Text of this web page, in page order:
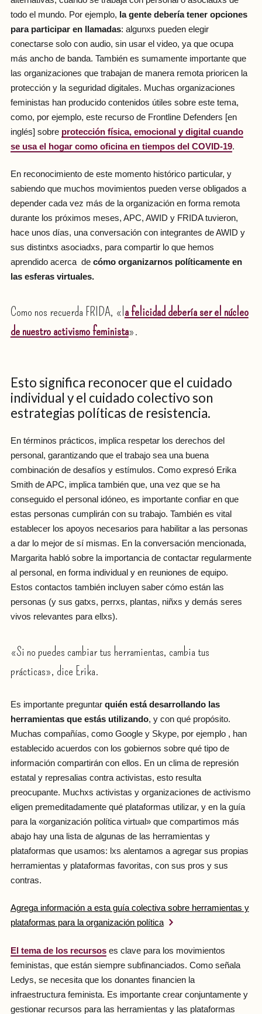
todo el mundo. Por ejemplo, la gente debería tener opciones
para participar en llamadas: algunxs pueden elegir
conectarse solo con audio, sin usar el video, ya que ocupa
más ancho de banda. También es sumamente importante que
las organizaciones que trabajan de manera remota prioricen la
protección y la seguridad digitales. Muchas organizaciones
feministas han producido contenidos útiles sobre este tema,
como, por ejemplo, este recurso de Frontline Defenders [en
inglés] sobre protección física, emocional y digital cuando
se usa el hogar como oficina en tiempos del COVID-19.
En reconocimiento de este momento histórico particular, y
sabiendo que muchos movimientos pueden verse obligados a
depender cada vez más de la organización en forma remota
durante los próximos meses, APC, AWID y FRIDA tuvieron,
hace unos días, una conversación con integrantes de AWID y
sus distintxs asociadxs, para compartir lo que hemos
aprendido acerca de cómo organizarnos políticamente en
las esferas virtuales.
Como nos recuerda FRIDA, «la felicidad debería ser el núcleo
de nuestro activismo feminista».
Esto significa reconocer que el cuidado
individual y el cuidado colectivo son
estrategias políticas de resistencia.
En términos prácticos, implica respetar los derechos del
personal, garantizando que el trabajo sea una buena
combinación de desafíos y estímulos. Como expresó Erika
Smith de APC, implica también que, una vez que se ha
conseguido el personal idóneo, es importante confiar en que
estas personas cumplirán con su trabajo. También es vital
establecer los apoyos necesarios para habilitar a las personas
a dar lo mejor de sí mismas. En la conversación mencionada,
Margarita habló sobre la importancia de contactar regularmente
al personal, en forma individual y en reuniones de equipo.
Estos contactos también incluyen saber cómo están las
personas (y sus gatxs, perrxs, plantas, niñxs y demás seres
vivos relevantes para ellxs).
«Si no puedes cambiar tus herramientas, cambia tus
prácticas», dice Erika.
Es importante preguntar quién está desarrollando las
herramientas que estás utilizando, y con qué propósito.
Muchas compañías, como Google y Skype, por ejemplo , han
establecido acuerdos con los gobiernos sobre qué tipo de
información compartirán con ellos. En un clima de represión
estatal y represalias contra activistas, esto resulta
preocupante. Muchxs activistas y organizaciones de activismo
eligen premeditadamente qué plataformas utilizar, y en la guía
para la «organización política virtual» que compartimos más
abajo hay una lista de algunas de las herramientas y
plataformas que usamos: lxs alentamos a agregar sus propias
herramientas y plataformas favoritas, con sus pros y sus
contras.
Agrega información a esta guía colectiva sobre herramientas y
plataformas para la organización política
El tema de los recursoses clave para los movimientos
feministas, que están siempre subfinanciados. Como señala
Ledys, se necesita que los donantes financien la
infraestructura feminista. Es importante crear conjuntamente y
gestionar recursos para las herramientas y las plataformas